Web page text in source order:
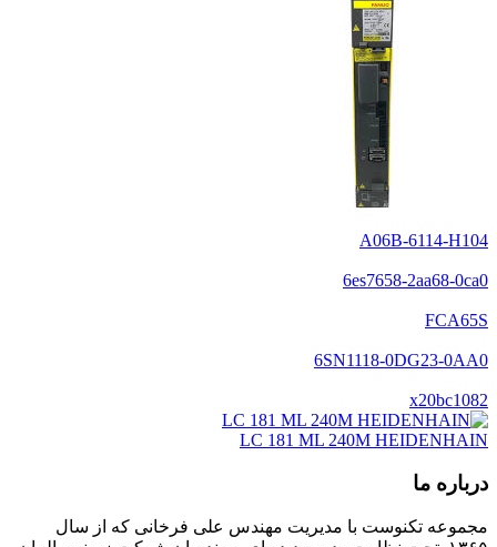
A06B-6114-H104
6es7658-2aa68-0ca0
FCA65S
6SN1118-0DG23-0AA0
x20bc1082
LC 181 ML 240M HEIDENHAIN
درباره ما
مجموعه تکنوست با مدیریت مهندس علی فرخانی که از سال